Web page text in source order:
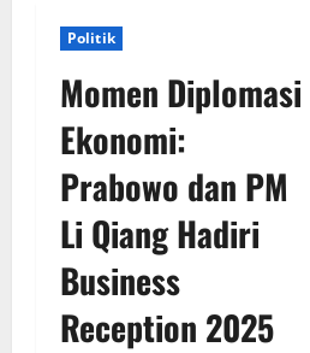
Politik
Momen Diplomasi
Ekonomi:
Prabowo dan PM
Li Qiang Hadiri
Business
Reception 2025